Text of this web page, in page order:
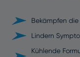
Bekämpfen
Lindern
Kühlende